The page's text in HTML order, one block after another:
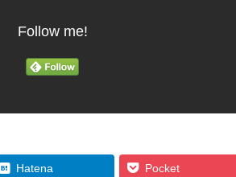
Follow me!
Hatena Pocket